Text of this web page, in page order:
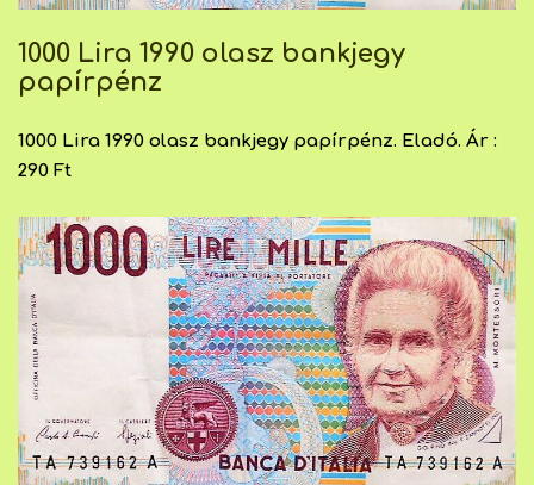
1000 Lira 1990 olasz bankjegy
papírpénz
1000 Lira 1990 olasz bankjegy papírpénz. Eladó. Ár :
290 Ft